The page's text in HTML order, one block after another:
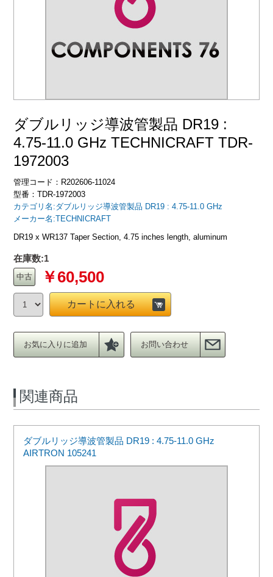
ダブルリッジ導波管製品 DR19 :
4.75-11.0 GHz TECHNICRAFT TDR-
1972003
管理コード：R202606-11024
型番：TDR-1972003
カテゴリ名:ダブルリッジ導波管製品 DR19 : 4.75-11.0 GHz
メーカー名:TECHNICRAFT
DR19 x WR137 Taper Section, 4.75 inches length, aluminum
在庫数:1
中古 ￥60,500
カートに入れる
お気に入りに追加 お問い合わせ
関連商品
ダブルリッジ導波管製品 DR19 : 4.75-11.0 GHz
AIRTRON 105241